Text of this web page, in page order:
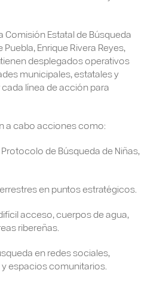
Comisión Estatal de Búsqueda
Enrique Rivera Reyes,
desplegados operativos
municipales, estatales y
línea de acción para
a cabo acciones como:
de Búsqueda de Niñas,
en puntos estratégicos.
acceso, cuerpos de agua,
ribereñas.
en redes sociales,
espacios comunitarios.